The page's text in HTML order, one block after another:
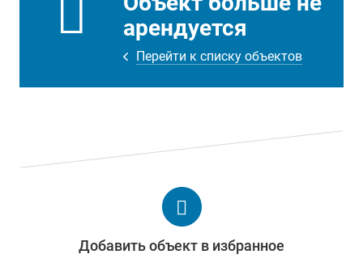
арендуется
Перейти к списку объектов
Добавить объект в избранное